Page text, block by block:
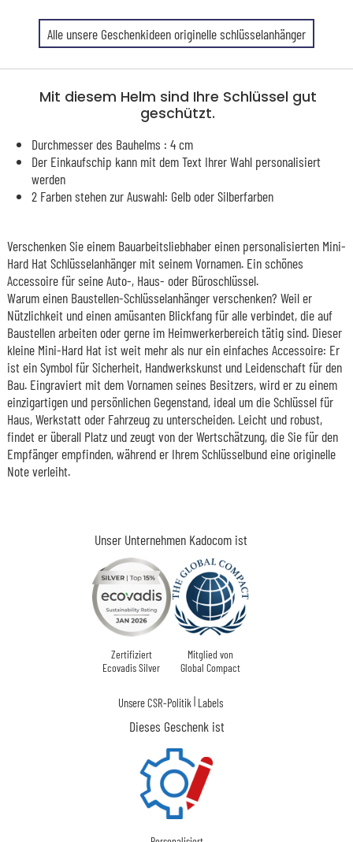
Alle unsere Geschenkideen originelle schlüsselanhänger
Mit diesem Helm sind Ihre Schlüssel gut
geschützt.
Durchmesser des Bauhelms : 4 cm
Der Einkaufschip kann mit dem Text Ihrer Wahl personalisiert
werden
2 Farben stehen zur Auswahl: Gelb oder Silberfarben
Unser Unternehmen Kadocom ist
Zertifiziert
Ecovadis Silver
Mitglied von
Global Compact
Unsere CSR-Politik | Labels
Dieses Geschenk ist
Verschenken Sie einem Bauarbeitsliebhaber einen personalisierten Mini-
Hard Hat Schlüsselanhänger mit seinem Vornamen. Ein schönes
Accessoire für seine Auto-, Haus- oder Büroschlüssel.
Warum einen Baustellen-Schlüsselanhänger verschenken? Weil er
Nützlichkeit und einen amüsanten Blickfang für alle verbindet, die auf
Baustellen arbeiten oder gerne im Heimwerkerbereich tätig sind. Dieser
kleine Mini-Hard Hat ist weit mehr als nur ein einfaches Accessoire: Er
ist ein Symbol für Sicherheit, Handwerkskunst und Leidenschaft für den
Bau. Eingraviert mit dem Vornamen seines Besitzers, wird er zu einem
einzigartigen und persönlichen Gegenstand, ideal um die Schlüssel für
Haus, Werkstatt oder Fahrzeug zu unterscheiden. Leicht und robust,
findet er überall Platz und zeugt von der Wertschätzung, die Sie für den
Empfänger empfinden, während er Ihrem Schlüsselbund eine originelle
Note verleiht.